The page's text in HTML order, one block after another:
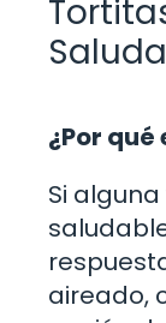
¿Por
Si
aireado,